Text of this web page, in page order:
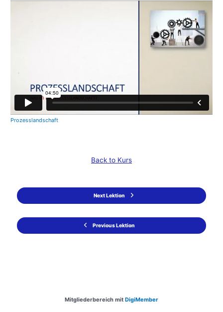
Prozesslandschaft
Previous Lektion
Back to Kurs
Next Lektion
Mitgliederbereich mit DigiMember